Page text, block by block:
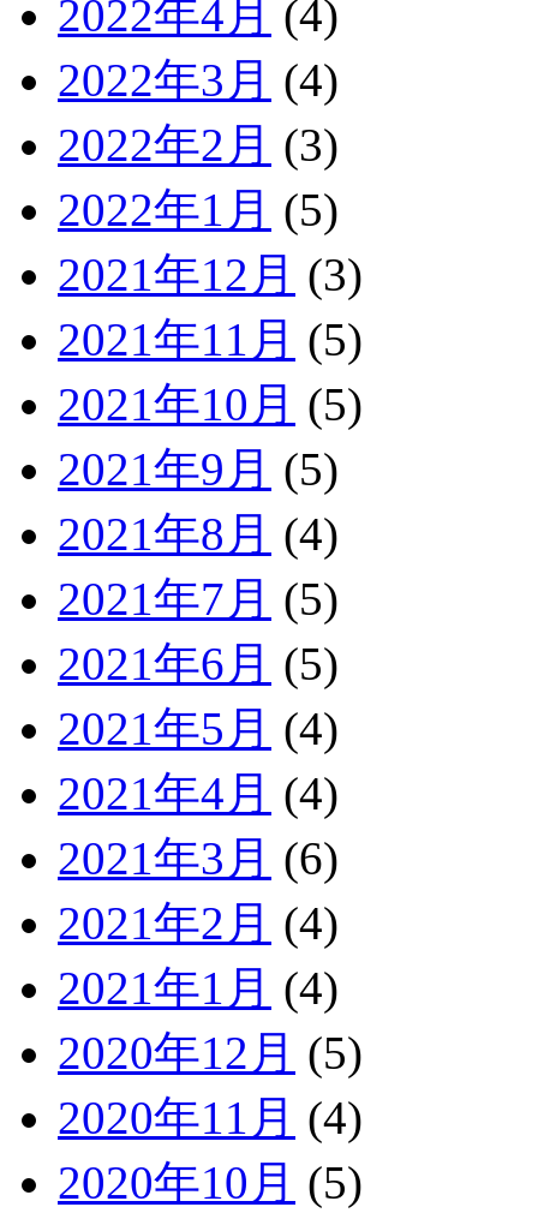
2022年4月 (4)
2022年3月 (4)
2022年2月 (3)
2022年1月 (5)
2021年12月 (3)
2021年11月 (5)
2021年10月 (5)
2021年9月 (5)
2021年8月 (4)
2021年7月 (5)
2021年6月 (5)
2021年5月 (4)
2021年4月 (4)
2021年3月 (6)
2021年2月 (4)
2021年1月 (4)
2020年12月 (5)
2020年11月 (4)
2020年10月 (5)